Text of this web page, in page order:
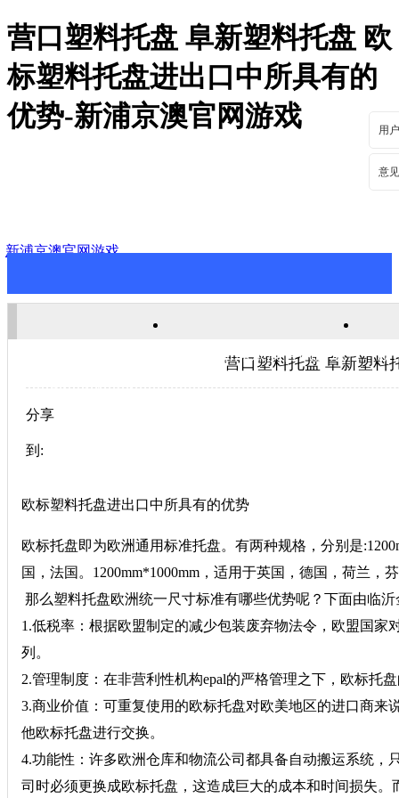
营口塑料托盘 阜新塑料托盘 欧
标塑料托盘进出口中所具有的
优势-新浦京澳官网游戏
用
意
新浦京澳官网游戏
关于新浦京澳官网游戏 新
营口塑料托盘 阜新塑料
分享
到:
欧标塑料托盘进出口中所具有的优势
欧标托盘即为欧洲通用标准托盘。有两种规格，分别是
国，法国。1200mm*1000mm，适用于英国，德国，荷兰，
那么塑料托盘欧洲统一尺寸标准有哪些优势呢？下面由临
1.低税率：根据欧盟制定的减少包装废弃物法令，欧盟国
列。
2.管理制度：在非营利性机构epal的严格管理之下，欧标
3.商业价值：可重复使用的欧标托盘对欧美地区的进口商
他欧标托盘进行交换。
4.功能性：许多欧洲仓库和物流公司都具备自动搬运系统
司时必须更换成欧标托盘，这造成巨大的成本和时间损失